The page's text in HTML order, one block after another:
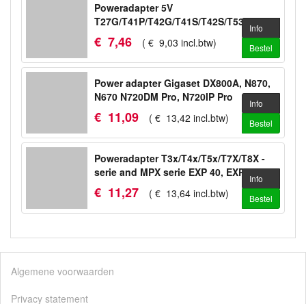
Poweradapter 5V
T27G/T41P/T42G/T41S/T42S/T53/T53W/WH64
€ 7,46 ( € 9,03 incl.btw)
Info
Bestel
Power adapter Gigaset DX800A, N870,
N670 N720DM Pro, N720IP Pro
€ 11,09 ( € 13,42 incl.btw)
Info
Bestel
Poweradapter T3x/T4x/T5x/T7X/T8X -
serie and MPX serie EXP 40, EXP 50
€ 11,27 ( € 13,64 incl.btw)
Info
Bestel
Algemene voorwaarden
Privacy statement